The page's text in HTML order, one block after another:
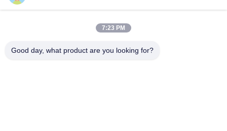
7:23 PM
Good day, what product are you looking for?